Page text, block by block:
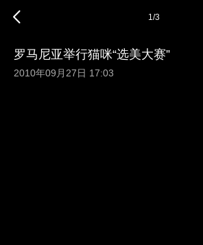
1/3
罗马尼亚举行猫咪“选美大赛”
2010年09月27日 17:03